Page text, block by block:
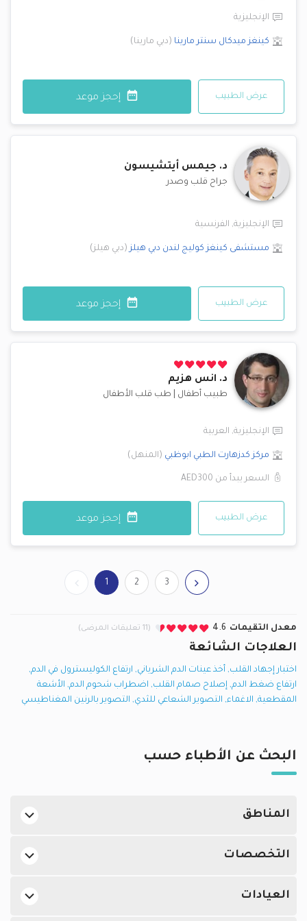
الإنجليزية
كينغز ميدكال سنتر مارينا (دبي مارينا)
عرض الطبيب إحجز موعد
د. جيمس أيتشيسون
جراح قلب وصدر
الإنجليزية, الفرنسية
مستشفى كينغز كوليج لندن دبي هيلز (دبي هيلز)
عرض الطبيب إحجز موعد
د. انس هزيم
طبيب أطفال طب قلب الأطفال
الإنجليزية, العربية
مركز كدزهارت الطبي ابوظبي (المنهل)
السعر يبدأ من AED300
عرض الطبيب إحجز موعد
1 2 3
معدل التقيمات 4.6 (11 تعليقات المرضى)
العلاجات الشائعة
اختبار إجهاد القلب, أخذ عينات الدم الشرياني, ارتفاع الكوليسترول في الدم,
ارتفاع ضغط الدم, إصلاح صمام القلب, اضطراب شحوم الدم, الأشعة
المقطعية, الاغماء, التصوير الشعاعي للثدي, التصوير بالرنين المغناطيسي
البحث عن الأطباء حسب
المناطق
التخصصات
العيادات